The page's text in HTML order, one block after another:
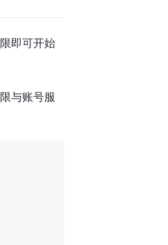
即可开始
与账号服